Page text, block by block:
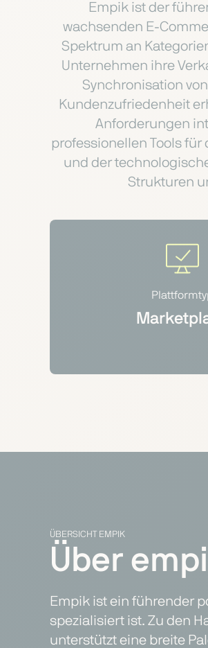
Empik ist der
wachsenden E-
Spektrum an
Unternehmen ihre
Synchronisation
Kundenzufriedenheit
Anforderungen
professionellen Tools
und der
Strukturen
ÜBERSICHT EMPIK
Über
Empik ist ein führender
spezialisiert ist. Zu den
unterstützt eine breite